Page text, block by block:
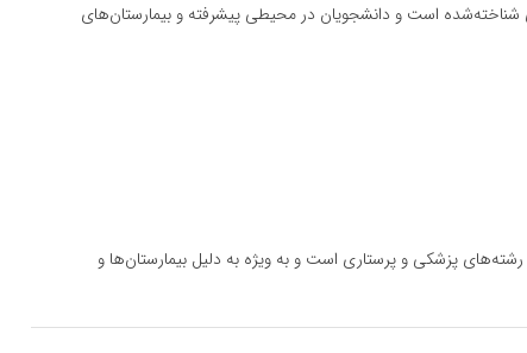
شناخته‌شده است و دانشجویان در محیطی پیشرفته و بیمارستان‌های
رشته‌های پزشکی و پرستاری است و به ویژه به دلیل بیمارستان‌ها و